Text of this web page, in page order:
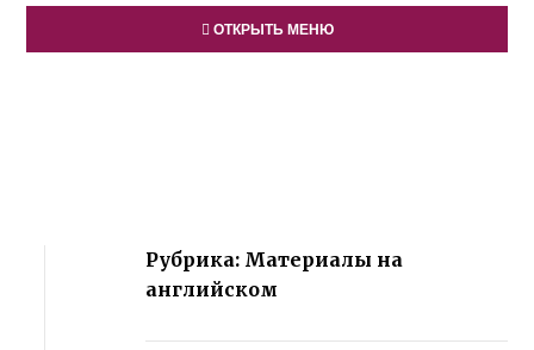
ОТКРЫТЬ МЕНЮ
Рубрика: Материалы на
английском